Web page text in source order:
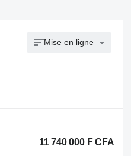
Mise en ligne
11 740 000 F CFA